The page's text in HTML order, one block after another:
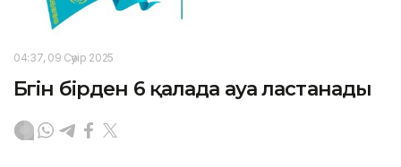
04:37, 09 Сәуір 2025
Бүгін бірден 6 қалада ауа ластанады